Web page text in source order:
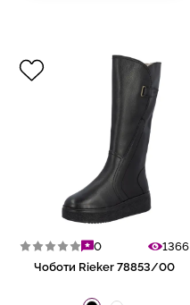
0
1366
Чоботи Rieker 78853/00